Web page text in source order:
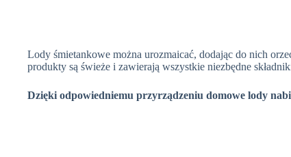
Lody śmietankowe można urozmaicać, dodając do nich
produkty są świeże i zawierają wszystkie niezbędne
Dzięki odpowiedniemu przyrządzeniu domowe lody